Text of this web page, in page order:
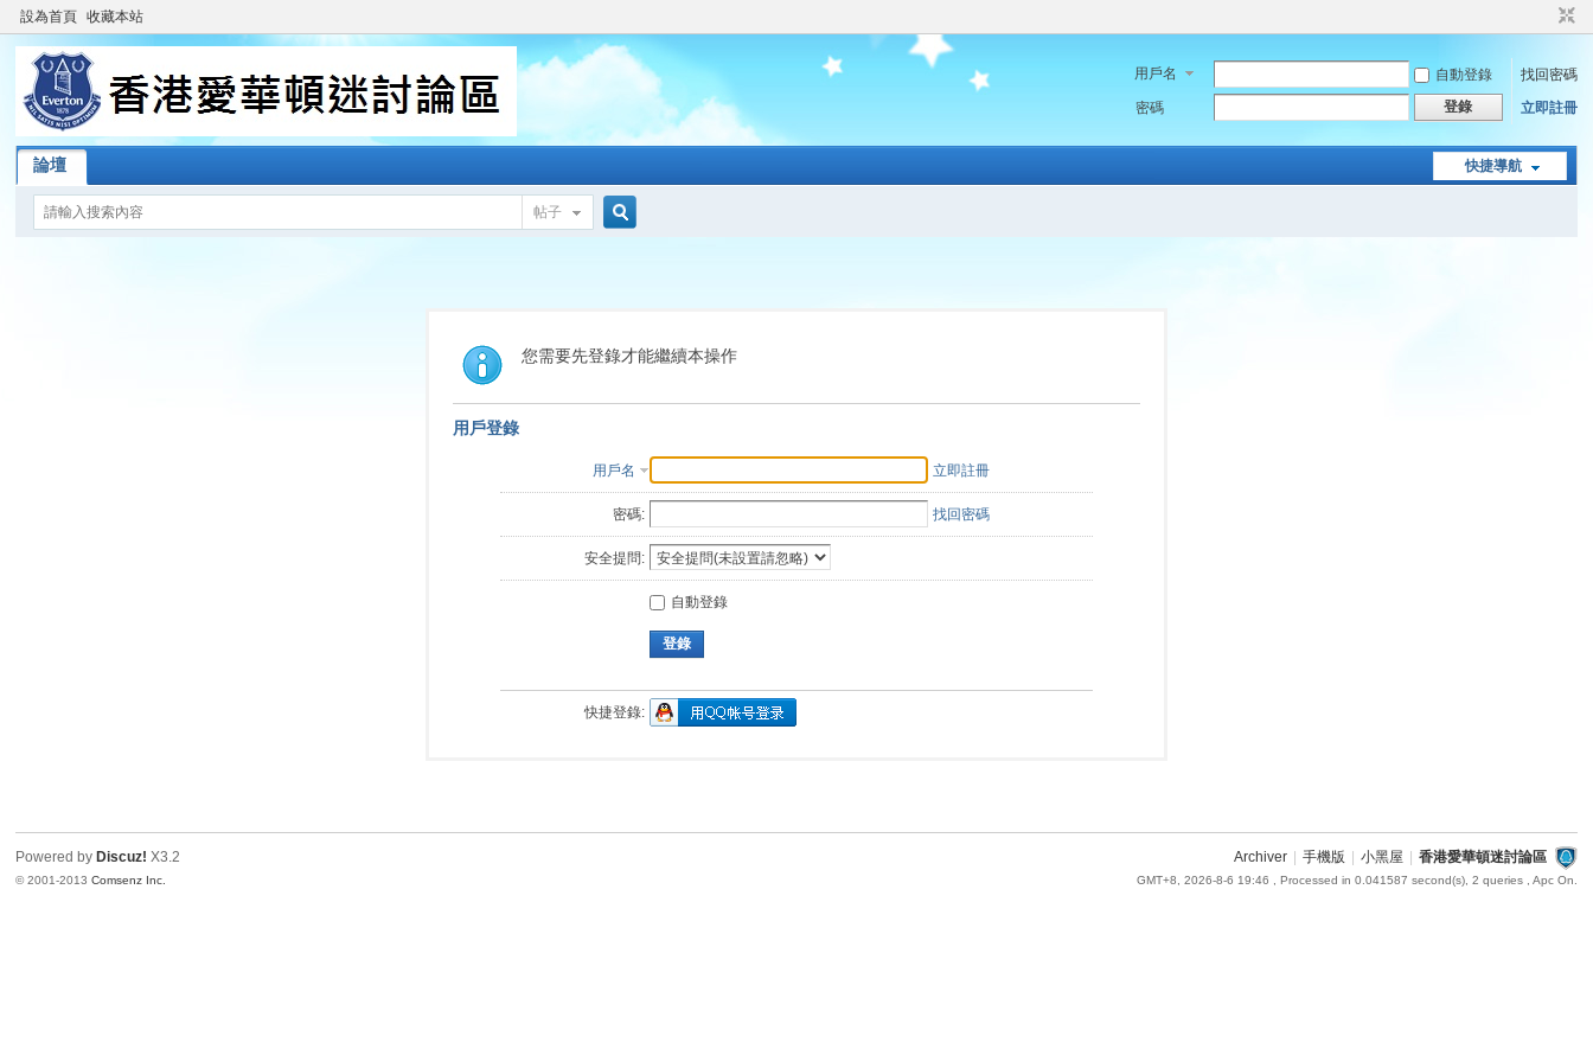
設為首頁 收藏本站
用戶名 自動登錄
找回密碼
密碼
登錄 立即註冊
快捷導航
論壇
帖子
索
您需要先登錄才能繼續本操作
用戶登錄
用戶名 立即註冊
密碼: 找回密碼
安全提問:
自動登錄
登錄
快捷登錄:
Archiver 手機版 小黑屋 香港愛華頓迷討論區
GMT+8, 2026-8-6 19:46 , Processed in 0.041587 second(s), 2 queries , Apc On.
Powered by Discuz! X3.2
© 2001-2013Comsenz Inc.